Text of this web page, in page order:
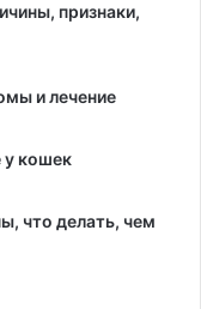
признаки,
и лечение
у кошек
что делать, чем